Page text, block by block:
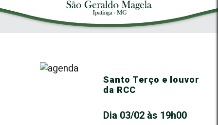
Santo Terço e louvor
da RCC
Dia 03/02 às 19h00